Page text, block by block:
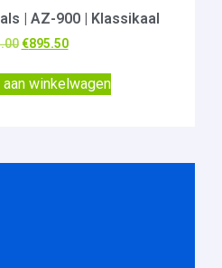
| AZ-900 | Klassikaal
€895.50
winkelwagen